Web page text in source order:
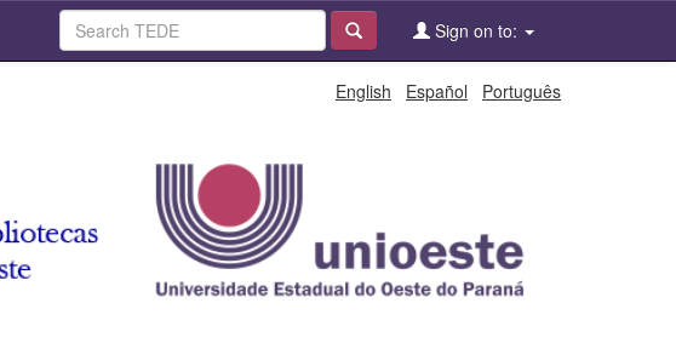
Sign on to:
English Español Português